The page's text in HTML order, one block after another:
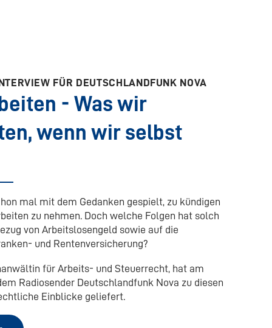
FÜR DEUTSCHLANDFUNK NOVA
- Was wir
wenn wir selbst
mal mit dem Gedanken gespielt, zu kündigen
zu nehmen. Doch welche Folgen hat solch
von Arbeitslosengeld sowie auf die
und Rentenversicherung?
für Arbeits- und Steuerrecht, hat am
Radiosender Deutschlandfunk Nova zu diesen
Einblicke geliefert.